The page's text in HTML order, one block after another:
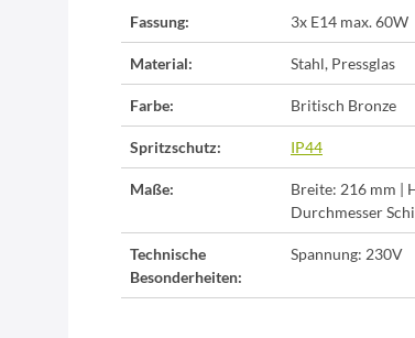
Fassung: 3x E14 max. 60W
Material: Stahl, Pressglas
Farbe: Britisch Bronze
Spritzschutz: IP44
Maße:
Breite: 216 mm |
Durchmesser
Technische
Besonderheiten:
Spannung: 230V